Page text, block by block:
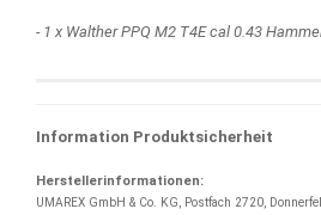
- 1 x Walther PPQ M2 T4E cal 0.43
Information Produktsicherheit
Herstellerinformationen:
UMAREX GmbH & Co. KG, Postfach 2720,